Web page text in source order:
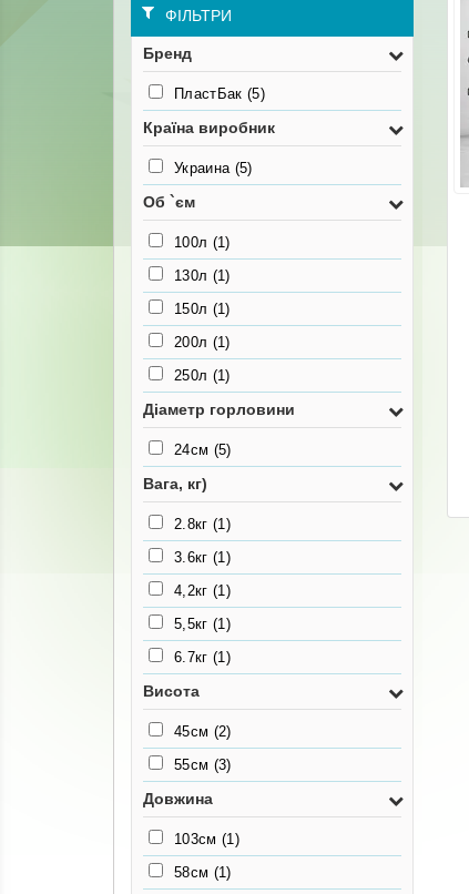
ФІЛЬТРИ
Бренд
ПластБак (5)
Країна виробник
Украина (5)
Об `єм
100л (1)
130л (1)
150л (1)
200л (1)
250л (1)
Діаметр горловини
24см (5)
Вага, кг)
2.8кг (1)
3.6кг (1)
4,2кг (1)
5,5кг (1)
6.7кг (1)
Висота
45см (2)
55см (3)
Довжина
103см (1)
58см (1)